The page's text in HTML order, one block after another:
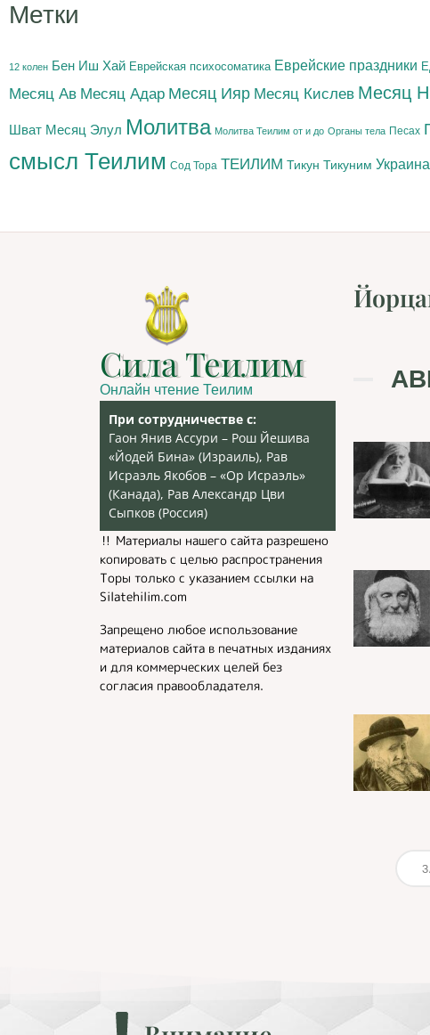
Метки
12 колен Бен Иш Хай Еврейская психосоматика Еврейские праздники
Месяц Ав Месяц Адар Месяц Ияр Месяц Кислев Месяц
Шват Месяц Элул Молитва Молитва Теилим от и до Органы тела Песах
смысл Теилим Сод Тора ТЕИЛИМ Тикун Тикуним Украина
Сила Теилим
Онлайн чтение Теилим
При сотрудничестве с:
Гаон Янив Ассури – Рош Йешива
«Йодей Бина» (Израиль), Рав
Исраэль Якобов – «Ор Исраэль»
(Канада), Рав Александр Цви
Сыпков (Россия)
‼️ Материалы нашего сайта разрешено
копировать с целью распространения
Торы только с указанием ссылки на
Silatehilim.com
Запрещено любое использование
материалов сайта в печатных изданиях
и для коммерческих целей без
согласия правообладателя.